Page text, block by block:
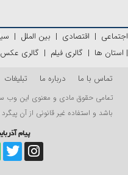
اجتماعی | اقتصادی | بین الملل |
| استان ها | گالری فیلم | گالری عکس
تماس با ما
درباره ما تبلیغات
تمامی حقوق مادی و معنوی این وب
باشد و استفاده غیر قانونی از آن پیگرد
پیام